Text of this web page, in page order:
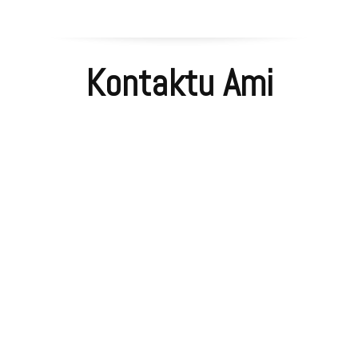
Kontaktu Ami